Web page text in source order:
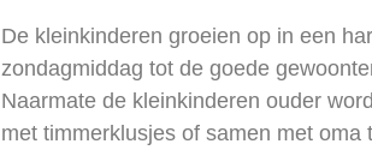
De kleinkinderen groeien op in een
zondagmiddag tot de goede
Naarmate de kleinkinderen ouder
met timmerklusjes of samen met